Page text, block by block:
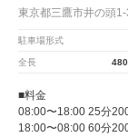
東京都三鷹市井の頭
駐車場形式
全長
■料金
08:00〜18:00 25分
18:00〜08:00 60分